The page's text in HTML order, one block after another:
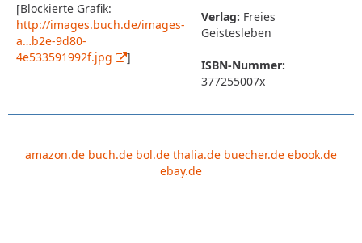
[Blockierte Grafik:
http://images.buch.de/images-
a…b2e-9d80-
4e533591992f.jpg
]
Verlag: Freies
Geistesleben
ISBN-Nummer:
377255007x
amazon.de buch.de bol.de thalia.de buecher.de ebook.de
ebay.de